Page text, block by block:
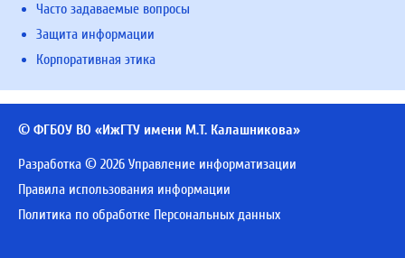
Часто задаваемые вопросы
Защита информации
Корпоративная этика
© ФГБОУ ВО «ИжГТУ имени М.Т. Калашникова»
Разработка © 2026 Управление информатизации
Правила использования информации
Политика по обработке Персональных данных